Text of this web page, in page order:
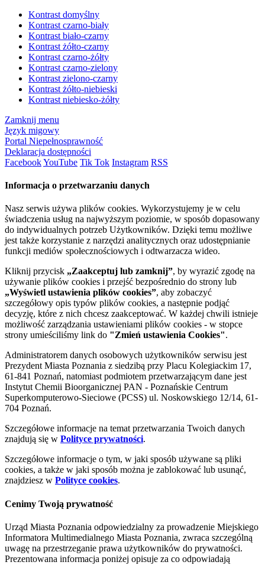
Kontrast domyślny
Kontrast czarno-biały
Kontrast biało-czarny
Kontrast żółto-czarny
Kontrast czarno-żółty
Kontrast czarno-zielony
Kontrast zielono-czarny
Kontrast żółto-niebieski
Kontrast niebiesko-żółty
Zamknij menu
Język migowy
Portal Niepełnosprawność
Deklaracja dostępności
FacebookYouTube Tik Tok Instagram RSS
Informacja o przetwarzaniu danych
Nasz serwis używa plików cookies. Wykorzystujemy je w celu
świadczenia usług na najwyższym poziomie, w sposób dopasowany
do indywidualnych potrzeb Użytkowników. Dzięki temu możliwe
jest także korzystanie z narzędzi analitycznych oraz udostępnianie
funkcji mediów społecznościowych i odtwarzacza wideo.
Kliknij przycisk „Zaakceptuj lub zamknij”, by wyrazić zgodę na
używanie plików cookies i przejść bezpośrednio do strony lub
„Wyświetl ustawienia plików cookies”, aby zobaczyć
szczegółowy opis typów plików cookies, a następnie podjąć
decyzję, które z nich chcesz zaakceptować. W każdej chwili istnieje
możliwość zarządzania ustawieniami plików cookies - w stopce
strony umieściliśmy link do "Zmień ustawienia Cookies".
Administratorem danych osobowych użytkowników serwisu jest
Prezydent Miasta Poznania z siedzibą przy Placu Kolegiackim 17,
61-841 Poznań, natomiast podmiotem przetwarzającym dane jest
Instytut Chemii Bioorganicznej PAN - Poznańskie Centrum
Superkomputerowo-Sieciowe (PCSS) ul. Noskowskiego 12/14, 61-
704 Poznań.
Szczegółowe informacje na temat przetwarzania Twoich danych
znajdują się w Polityce prywatności.
Szczegółowe informacje o tym, w jaki sposób używane są pliki
cookies, a także w jaki sposób można je zablokować lub usunąć,
znajdziesz w Polityce cookies.
Cenimy Twoją prywatność
Urząd Miasta Poznania odpowiedzialny za prowadzenie Miejskiego
Informatora Multimedialnego Miasta Poznania, zwraca szczególną
uwagę na przestrzeganie prawa użytkowników do prywatności.
Prezentowana informacja poniżej opisuje za co odpowiadają